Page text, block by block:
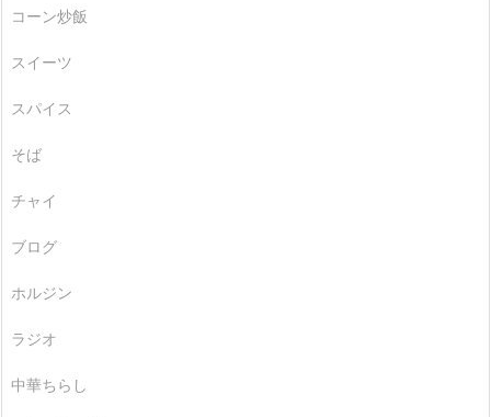
コーン炒飯
スイーツ
スパイス
そば
チャイ
ブログ
ホルジン
ラジオ
中華ちらし